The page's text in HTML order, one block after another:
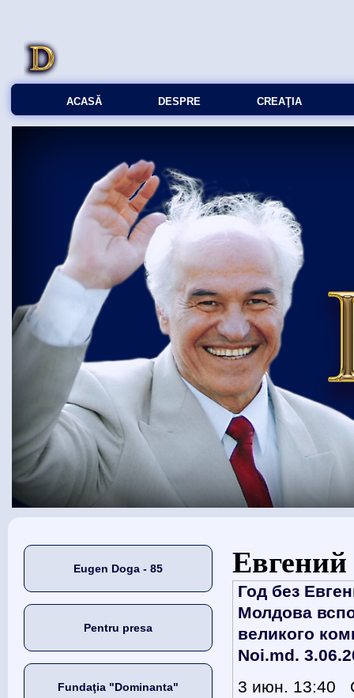
ACASĂ DESPRE CREAŢIA
Eugen Doga - 85
Pentru presa
Fundaţia "Dominanta"
Eşti aici
Евгений
Год без
Молдова
великого
Noi.md.
3 июн. 13:40